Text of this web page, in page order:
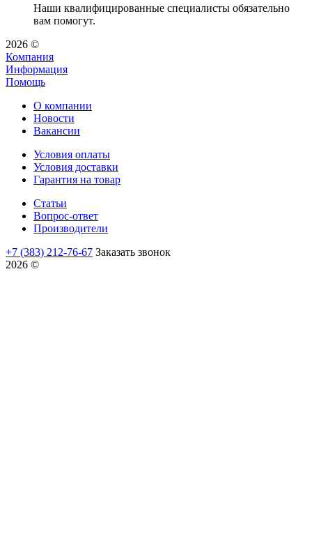
Наши квалифицированные специалисты обязательно
вам помогут.
2026 ©
Компания
Информация
Помощь
О компании
Новости
Вакансии
Условия оплаты
Условия доставки
Гарантия на товар
Статьи
Вопрос-ответ
Производители
+7 (383) 212-76-67 Заказать звонок
2026 ©